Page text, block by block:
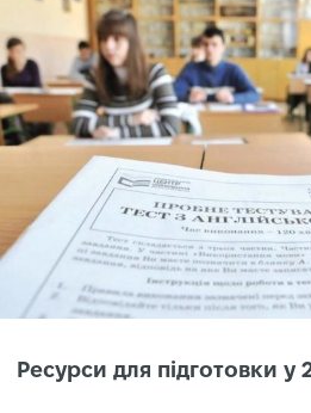
Ресурси для підготовки у